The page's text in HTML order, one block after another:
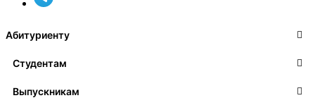
Абитуриенту
Студентам
Выпускникам